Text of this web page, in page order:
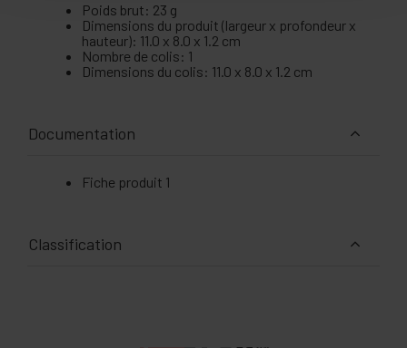
Poids brut: 23 g
Dimensions du produit (largeur x profondeur x
hauteur): 11.0 x 8.0 x 1.2 cm
Nombre de colis: 1
Dimensions du colis: 11.0 x 8.0 x 1.2 cm
Documentation
Fiche produit 1
Classification